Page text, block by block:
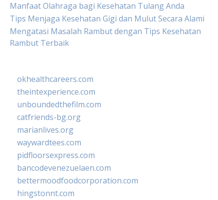
Manfaat Olahraga bagi Kesehatan Tulang Anda
Tips Menjaga Kesehatan Gigi dan Mulut Secara Alami
Mengatasi Masalah Rambut dengan Tips Kesehatan
Rambut Terbaik
okhealthcareers.com
theintexperience.com
unboundedthefilm.com
catfriends-bg.org
marianlives.org
waywardtees.com
pidfloorsexpress.com
bancodevenezuelaen.com
bettermoodfoodcorporation.com
hingstonnt.com